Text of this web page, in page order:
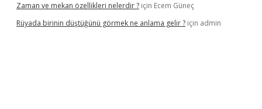
Zaman ve mekan özellikleri nelerdir ? için Ecem Güneç
Rüyada birinin düştüğünü görmek ne anlama gelir ? için admin